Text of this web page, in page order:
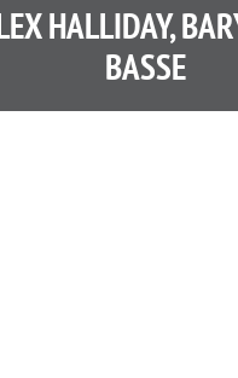
HALLIDAY,
BASSE